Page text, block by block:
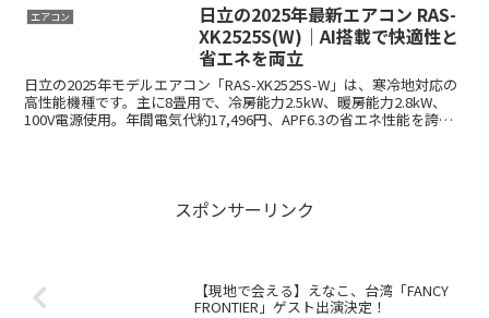
エアコン
日立の2025年最新エアコン RAS-
XK2525S(W)｜AI搭載で快適性と
省エネを両立
日立の2025年モデルエアコン「RAS-XK2525S-W」は、寒冷地対応の
高性能機種です。主に8畳用で、冷房能力2.5kW、暖房能力2.8kW、
100V電源使用。年間電気代約17,496円、APF6.3の省エネ性能を誇り
スポンサーリンク
【現地で会える】えなこ、台湾「FANCY
FRONTIER」ゲスト出演決定！